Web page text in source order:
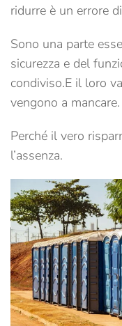
ridurre è un errore
Sono una parte
sicurezza e del
condiviso.E il loro
vengono a mancare.
Perché il vero
l’assenza.